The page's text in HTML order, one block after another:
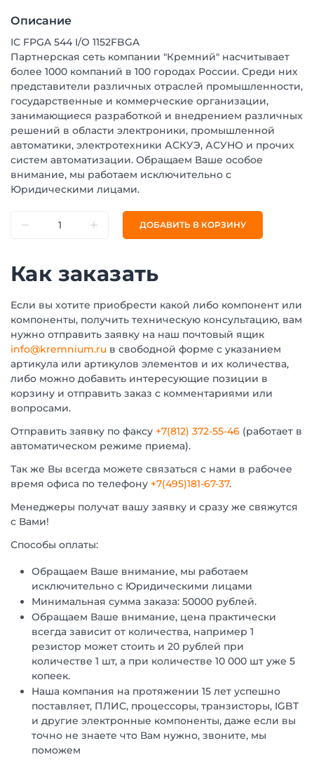
Описание
IC FPGA 544 I/O 1152FBGA
Партнерская сеть компании "Кремний" насчитывает
более 1000 компаний в 100 городах России. Среди них
представители различных отраслей промышленности,
государственные и коммерческие организации,
занимающиеся разработкой и внедрением различных
решений в области электроники, промышленной
автоматики, электротехники АСКУЭ, АСУНО и прочих
систем автоматизации. Обращаем Ваше особое
внимание, мы работаем исключительно с
Юридическими лицами.
ДОБАВИТЬ В КОРЗИНУ
Как заказать
Если вы хотите приобрести какой либо компонент или
компоненты, получить техническую консультацию, вам
нужно отправить заявку на наш почтовый ящик
info@kremnium.ru в свободной форме с указанием
артикула или артикулов элементов и их количества,
либо можно добавить интересующие позиции в
корзину и отправить заказ с комментариями или
вопросами.
Отправить заявку по факсу +7(812) 372-55-46 (работает в
автоматическом режиме приема).
Так же Вы всегда можете связаться с нами в рабочее
время офиса по телефону +7(495)181-67-37.
Менеджеры получат вашу заявку и сразу же свяжутся
с Вами!
Способы оплаты:
Обращаем Ваше внимание, мы работаем
исключительно с Юридическими лицами
Минимальная сумма заказа: 50000 рублей.
Обращаем Ваше внимание, цена практически
всегда зависит от количества, например 1
резистор может стоить и 20 рублей при
количестве 1 шт, а при количестве 10 000 шт уже 5
копеек.
Наша компания на протяжении 15 лет успешно
поставляет, ПЛИС, процессоры, транзисторы, IGBT
и другие электронные компоненты, даже если вы
точно не знаете что Вам нужно, звоните, мы
поможем